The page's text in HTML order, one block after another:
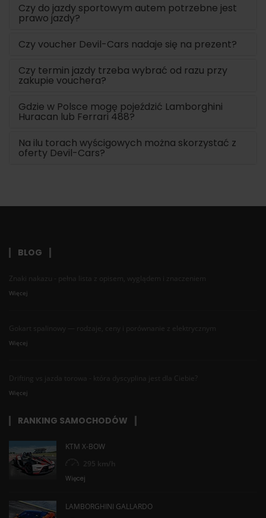
Czy do jazdy sportowym autem potrzebne jest
prawo jazdy?
Czy voucher Devil-Cars nadaje się na prezent?
Czy termin jazdy trzeba wybrać od razu przy
zakupie vouchera?
Gdzie w Polsce mogę pojeździć Lamborghini
Huracan lub Ferrari 488?
Na ilu torach wyścigowych można skorzystać z
oferty Devil-Cars?
BLOG
Znaki nakazu - pełna lista z opisem, wyglądem i znaczeniem
Więcej
Gokart spalinowy — rodzaje, ceny i porównanie z elektrycznym
Więcej
Drifting vs jazda torowa - która dyscyplina jest dla Ciebie?
Więcej
RANKING SAMOCHODÓW
KTM X-BOW
295 km/h
Więcej
LAMBORGHINI GALLARDO